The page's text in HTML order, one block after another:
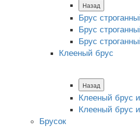
Назад
Брус
Брус
Брус
Клееный брус
Назад
Клееный брус
Клееный брус
Брусок